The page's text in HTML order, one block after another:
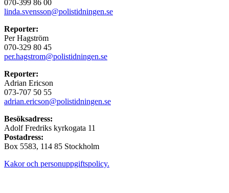
070-399 86 00
linda.svensson@polistidningen.se
Reporter:
Per Hagström
070-329 80 45
per.hagstrom@polistidningen.se
Reporter:
Adrian Ericson
073-707 50 55
adrian.ericson@polistidningen.se
Besöksadress:
Adolf Fredriks kyrkogata 11
Postadress:
Box 5583, 114 85 Stockholm
Kakor och personuppgiftspolicy.